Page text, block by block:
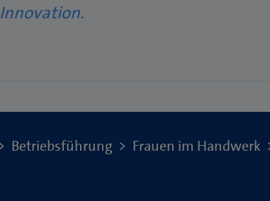
Innovation.
Betriebsführung Frauen im Handwerk